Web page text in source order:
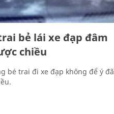
bẻ lái xe đạp đâm
chiều
bé trai đi xe đạp không để ý đã